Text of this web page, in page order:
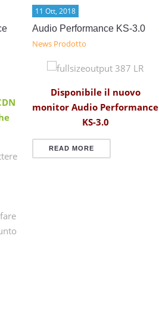
11 Ott, 2018
Audio Performance KS-3.0
News Prodotto
Disponibile il nuovo
monitor Audio Performance
KS-3.0
READ MORE